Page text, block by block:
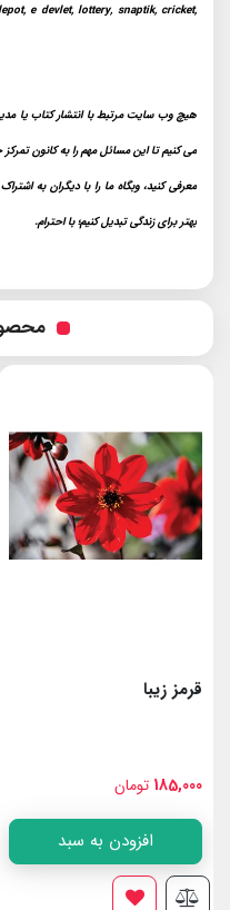
e devlet, lottery, snaptik, cricket,
هیچ وب سایت مرتبط با انتشار کتاب یا
می کنیم تا این مسائل مهم را به کانون
معرفی کنید، وبگاه ما را با دیگران به
بهتر برای زندگی تبدیل کنیم؛ با احترام.
قرمز زیبا
185,000 تومان
افزودن به سبد